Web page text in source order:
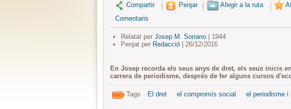
Compartir Penjar Afegir a la ruta
Comentaris
Relatat per Josep M. Soriano| 1944
Penjat per Redacció| 26/12/2016
En Josep recorda els seus anys de dret, els seus inicis
carrera de periodisme, després de fer alguns cursos
Tags El dret el compromís social el periodisme i